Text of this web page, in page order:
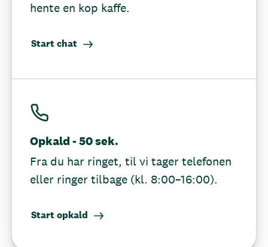
hente en kop kaffe.
Start chat
Opkald - 50 sek.
Fra du har ringet, til vi tager telefonen
eller ringer tilbage (kl. 8:00–16:00).
Start opkald